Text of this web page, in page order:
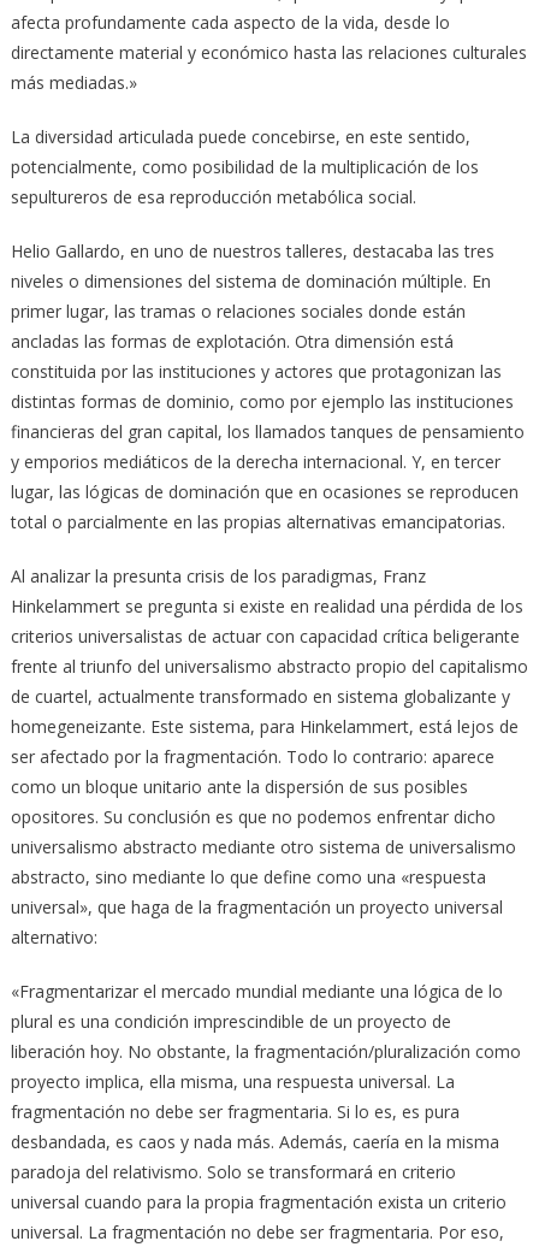
afecta profundamente cada aspecto de la vida, desde lo
directamente material y económico hasta las relaciones culturales
más mediadas.»
La diversidad articulada puede concebirse, en este sentido,
potencialmente, como posibilidad de la multiplicación de los
sepultureros de esa reproducción metabólica social.
Helio Gallardo, en uno de nuestros talleres, destacaba las tres
niveles o dimensiones del sistema de dominación múltiple. En
primer lugar, las tramas o relaciones sociales donde están
ancladas las formas de explotación. Otra dimensión está
constituida por las instituciones y actores que protagonizan las
distintas formas de dominio, como por ejemplo las instituciones
financieras del gran capital, los llamados tanques de pensamiento
y emporios mediáticos de la derecha internacional. Y, en tercer
lugar, las lógicas de dominación que en ocasiones se reproducen
total o parcialmente en las propias alternativas emancipatorias.
Al analizar la presunta crisis de los paradigmas, Franz
Hinkelammert se pregunta si existe en realidad una pérdida de los
criterios universalistas de actuar con capacidad crítica beligerante
frente al triunfo del universalismo abstracto propio del capitalismo
de cuartel, actualmente transformado en sistema globalizante y
homegeneizante. Este sistema, para Hinkelammert, está lejos de
ser afectado por la fragmentación. Todo lo contrario: aparece
como un bloque unitario ante la dispersión de sus posibles
opositores. Su conclusión es que no podemos enfrentar dicho
universalismo abstracto mediante otro sistema de universalismo
abstracto, sino mediante lo que define como una «respuesta
universal», que haga de la fragmentación un proyecto universal
alternativo:
«Fragmentarizar el mercado mundial mediante una lógica de lo
plural es una condición imprescindible de un proyecto de
liberación hoy. No obstante, la fragmentación/pluralización como
proyecto implica, ella misma, una respuesta universal. La
fragmentación no debe ser fragmentaria. Si lo es, es pura
desbandada, es caos y nada más. Además, caería en la misma
paradoja del relativismo. Solo se transformará en criterio
universal cuando para la propia fragmentación exista un criterio
universal. La fragmentación no debe ser fragmentaria. Por eso,